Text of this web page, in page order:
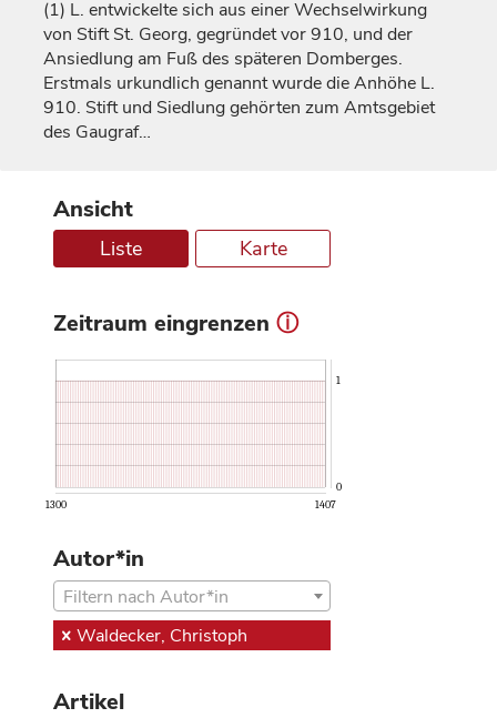
(1) L. entwickelte sich aus einer Wechselwirkung
von Stift St. Georg, gegründet vor 910, und der
Ansiedlung am Fuß des späteren Domberges.
Erstmals urkundlich genannt wurde die Anhöhe L.
910. Stift und Siedlung gehörten zum Amtsgebiet
des Gaugraf…
Ansicht
Liste Karte
Zeitraum eingrenzen ⓘ
1300 1407
0
1
Autor*in
Filtern nach Autor*in
Waldecker, Christoph
Artikel